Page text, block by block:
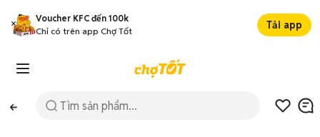
Voucher KFC đến 100k
Chỉ có trên app Chợ Tốt
Tải app